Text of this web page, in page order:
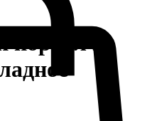
портал из